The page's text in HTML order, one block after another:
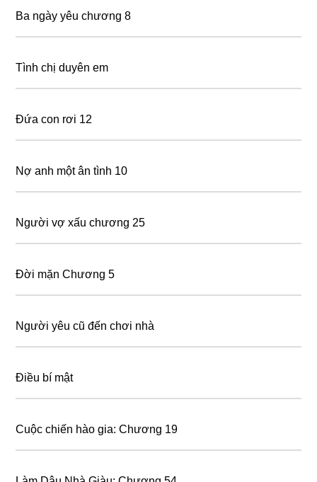
Ba ngày yêu chương 8
Tình chị duyên em
Đứa con rơi 12
Nợ anh một ân tình 10
Người vợ xấu chương 25
Đời mặn Chương 5
Người yêu cũ đến chơi nhà
Điều bí mật
Cuộc chiến hào gia: Chương 19